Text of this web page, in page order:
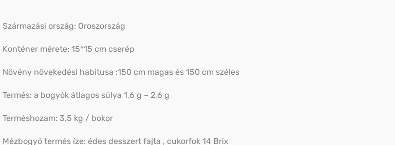
Származási ország: Oroszország
Konténer mérete: 15*15 cm cserép
Növény növekedési habitusa :150 cm magas és 150 cm széles
Termés: a bogyók átlagos súlya 1,6 g – 2,6 g
Terméshozam: 3,5 kg / bokor
Mézbogyó termés íze: édes desszert fajta , cukorfok 14 Brix